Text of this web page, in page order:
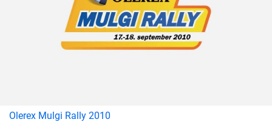
Olerex Mulgi Rally 2010